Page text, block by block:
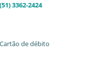
(51) 3362-2424
Cartão de débito